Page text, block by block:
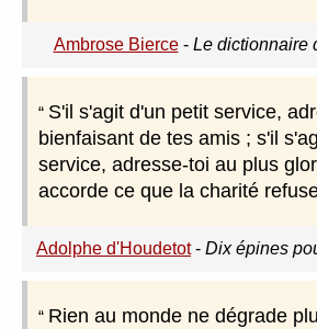
Ambrose Bierce- Le dictionnaire
S'il s'agit d'un petit service,
bienfaisant de tes amis ; s'il
service, adresse-toi au plus
accorde ce que la charité
Adolphe d'Houdetot- Dix épines
Rien au monde ne dégrade